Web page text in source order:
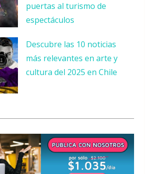
puertas al turismo de
espectáculos
Descubre las 10 noticias
más relevantes en arte y
cultura del 2025 en Chile